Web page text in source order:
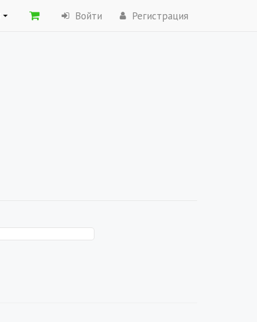
Войти Регистрация